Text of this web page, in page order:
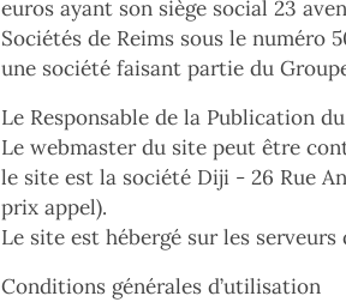
euros ayant son siège social 23
Sociétés de Reims sous le numéro
une société faisant partie du
Le Responsable de la Publication
Le webmaster du site peut être
le site est la société Diji - 26 Rue
prix appel).
Le site est hébergé sur les
Conditions générales d’utilisation